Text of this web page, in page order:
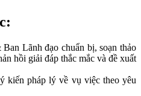
Lãnh đạo chuẩn bị, soạn thảo
hồi giải đáp thắc mắc và đề xuất
kiến pháp lý về vụ việc theo yêu